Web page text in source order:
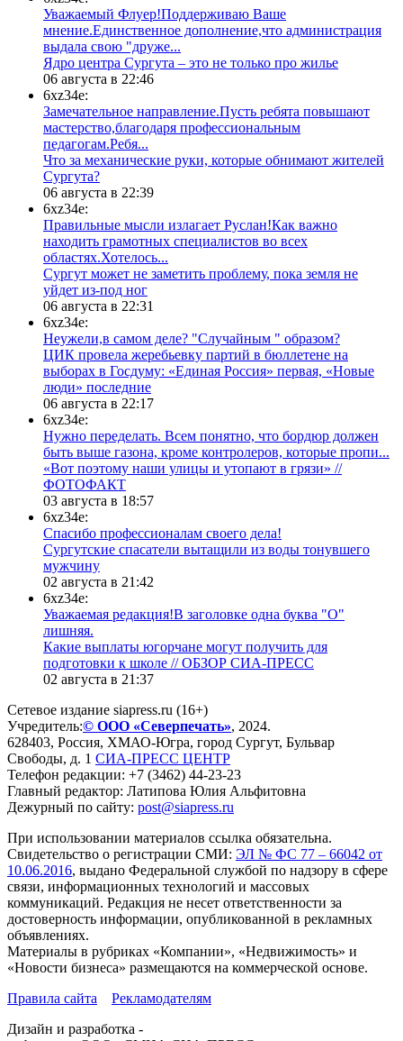
Уважаемый Флуер!Поддерживаю Ваше
мнение.Единственное дополнение,что администрация
выдала свою "друже...
​Ядро центра Сургута ‒ это не только про жилье
06 августа в 22:46
6xz34e:
Замечательное направление.Пусть ребята повышают
мастерство,благодаря профессиональным
педагогам.Ребя...
​Что за механические руки, которые обнимают жителей
Сургута?
06 августа в 22:39
6xz34e:
Правильные мысли излагает Руслан!Как важно
находить грамотных специалистов во всех
областях.Хотелось...
Сургут может не заметить проблему, пока земля не
уйдет из-под ног
06 августа в 22:31
6xz34e:
Неужели,в самом деле? "Случайным " образом?
ЦИК провела жеребьевку партий в бюллетене на
выборах в Госдуму: «Единая Россия» первая, «Новые
люди» последние
06 августа в 22:17
6xz34e:
Нужно переделать. Всем понятно, что бордюр должен
быть выше газона, кроме контролеров, которые пропи...
«Вот поэтому наши улицы и утопают в грязи» //
ФОТОФАКТ
03 августа в 18:57
6xz34e:
Спасибо профессионалам своего дела!
Сургутские спасатели вытащили из воды тонувшего
мужчину
02 августа в 21:42
6xz34e:
Уважаемая редакция!В заголовке одна буква "О"
лишняя.
Какие выплаты югорчане могут получить для
подготовки к школе // ОБЗОР СИА-ПРЕСС
02 августа в 21:37
Сетевое издание siapress.ru (16+)
Учредитель:© ООО «Северпечать», 2024.
628403, Россия, ХМАО-Югра, город Сургут, Бульвар
Свободы, д. 1 СИА-ПРЕСС ЦЕНТР
Телефон редакции: +7 (3462) 44-23-23
Главный редактор: Латипова Юлия Альфитовна
Дежурный по сайту: post@siapress.ru
При использовании материалов ссылка обязательна.
Свидетельство о регистрации СМИ: ЭЛ № ФС 77 – 66042 от
10.06.2016, выдано Федеральной службой по надзору в сфере
связи, информационных технологий и массовых
коммуникаций. Редакция не несет ответственности за
достоверность информации, опубликованной в рекламных
объявлениях.
Материалы в рубриках «Компании», «Недвижимость» и
«Новости бизнеса» размещаются на коммерческой основе.
Правила сайта
Рекламодателям
Дизайн и разработка -